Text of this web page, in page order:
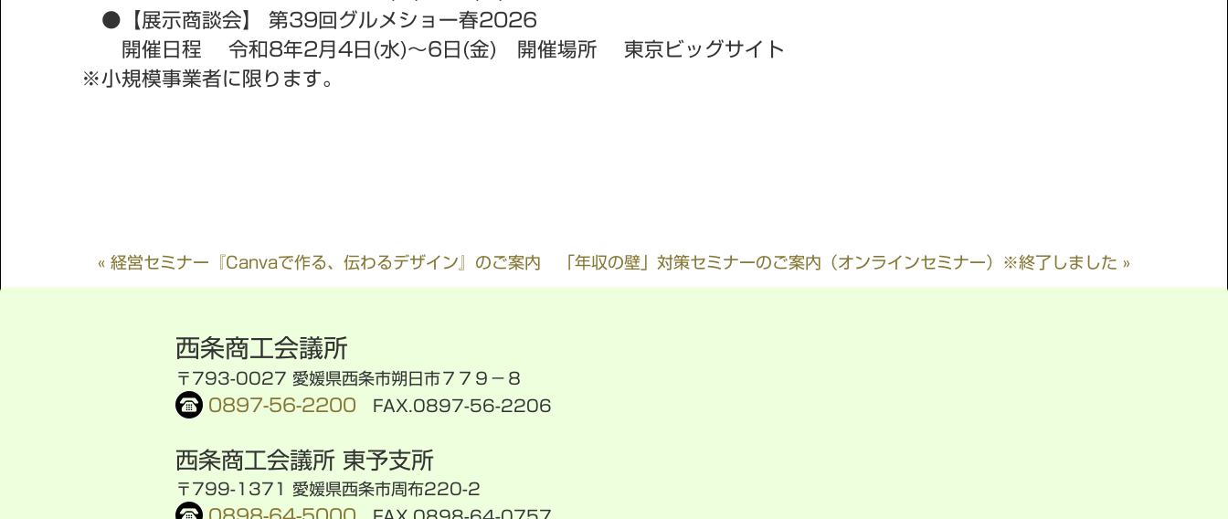
●【展示商談会】 第39回グルメショー春2026
開催日程 令和8年2月4日(水)～6日(金) 開催場所 東京ビッグサイト
※小規模事業者に限ります。
« 経営セミナー『Canvaで作る、伝わるデザイン』のご案内 「年収の壁」対策セミナーのご案内（オンラインセミナー）※終了しました »
西条商工会議所
〒793-0027 愛媛県西条市朔日市７７９−８
0897-56-2200 FAX.0897-56-2206
西条商工会議所 東予支所
〒799-1371 愛媛県西条市周布220-2
0898-64-5000